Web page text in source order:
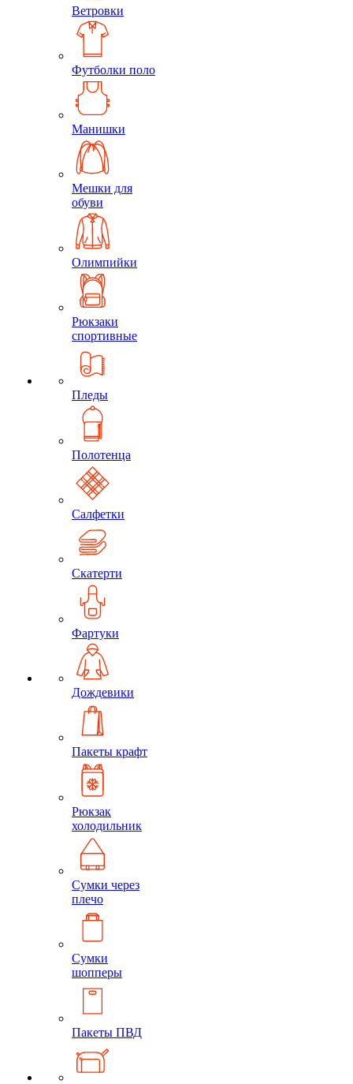
Ветровки
Футболки поло
Манишки
Мешки для
обуви
Олимпийки
Рюкзаки
спортивные
Пледы
Полотенца
Салфетки
Скатерти
Фартуки
Дождевики
Пакеты крафт
Рюкзак
холодильник
Сумки через
плечо
Сумки
шопперы
Пакеты ПВД